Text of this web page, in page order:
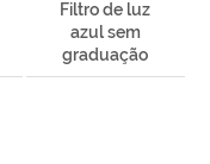
Filtro de luz
azul sem
graduação